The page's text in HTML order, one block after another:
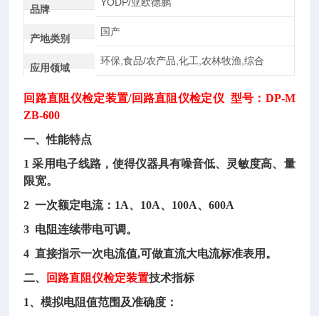
品牌
产地类别
国产
应用领域
环保,食品/农产品,化工,农林牧渔,综合
回路直阻仪检定装置/回路直阻仪检定仪 型号：DP-M
ZB-600
一、性能特点
1 采用电子线路，使得仪器具有噪音低、灵敏度高、量
限宽。
2 一次额定电流：1A、10A、100A、600A
3 电阻连续带电可调。
4 直接指示一次电流值,可做直流大电流标准表用。
二、
回路直阻仪检定装置技术指标
1、模拟电阻值范围及准确度：